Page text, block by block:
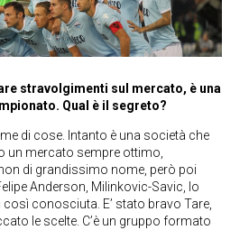
stravolgimenti sul mercato, è una
Qual è il segreto?
di cose. Intanto è una società che
un mercato sempre ottimo,
di grandissimo nome, però poi
Anderson, Milinkovic-Savic, lo
conosciuta. E’ stato bravo Tare,
le scelte. C’è un gruppo formato